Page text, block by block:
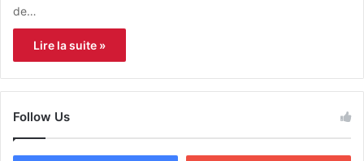
de…
Lire la suite »
Follow Us